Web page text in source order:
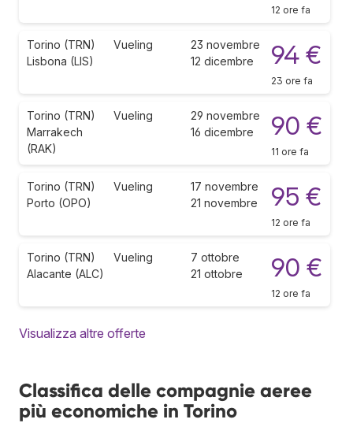
12 ore fa
Torino (TRN)
Lisbona (LIS)
Vueling
23 novembre
12 dicembre
94 €
23 ore fa
Torino (TRN)
Marrakech
(RAK)
Vueling
29 novembre
16 dicembre
90 €
11 ore fa
Torino (TRN)
Porto (OPO)
Vueling
17 novembre
21 novembre
95 €
12 ore fa
Torino (TRN)
Alacante (ALC)
Vueling
7 ottobre
21 ottobre
90 €
12 ore fa
Visualizza altre offerte
Classifica delle compagnie aeree
più economiche in Torino